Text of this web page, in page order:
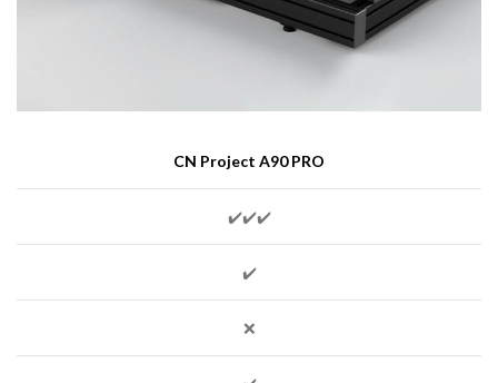
CN Project A90 PRO
✔️✔️✔️
✔️
❌